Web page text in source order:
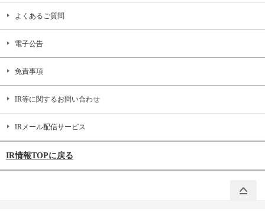
よくあるご質問
電子公告
免責事項
IR等に関するお問い合わせ
IRメール配信サービス
IR情報TOPに戻る